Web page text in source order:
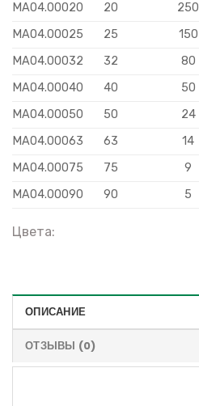
MA04.00020
20 250
MA04.00025
25 150
MA04.00032
32 80
MA04.00040
40 50
MA04.00050
50 24
MA04.00063
63 14
MA04.00075
75 9
MA04.00090
90 5
Цвета:
ОПИСАНИЕ
ОТЗЫВЫ (0)